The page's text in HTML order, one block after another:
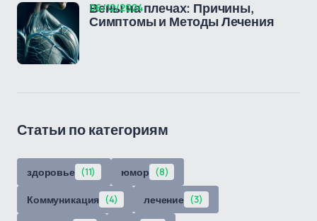
Вены на плечах: Причины,
Симптомы и Методы Лечения
06/12/2024
Статьи по категориям
здоровье (11) юмор (8)
Коммуникация (4) лечение (3)